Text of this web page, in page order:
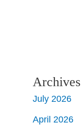
Archives
July 2026
April 2026